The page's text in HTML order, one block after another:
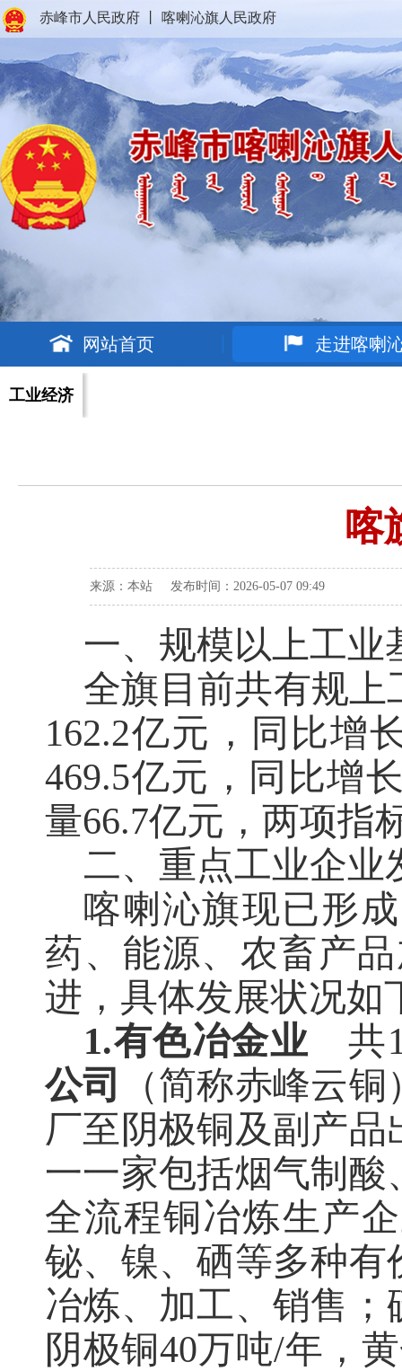
赤峰市人民政府 喀喇沁旗人民政府
网站首页 走进喀喇
工业经济
喀
来源：本站 发布时间：2026-05-07 09:49
一、规模以上工业
全旗目前共有规上
162.2亿元，同比增
469.5亿元，同比增
量66.7亿元，两项指
二、重点工业企业
喀喇沁旗现已形
药、能源、农畜产
进，具体发展状况如
1.有色冶金业 共
公司
（简称赤峰云铜
厂至阴极铜及副产
一一家包括烟气制
全流程铜冶炼生产
铋、镍、硒等多种有
冶炼、加工、销售
阴极铜40万吨/年，